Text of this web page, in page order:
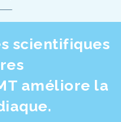
scientifiques
améliore la